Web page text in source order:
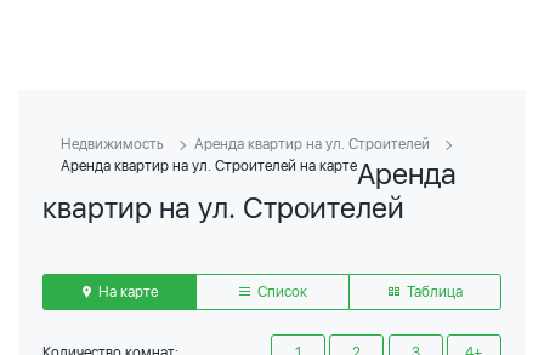
Недвижимость
Аренда квартир на ул. Строителей
Аренда квартир на ул. Строителей на картеАренда
квартир на ул. Строителей
На карте Список Таблица